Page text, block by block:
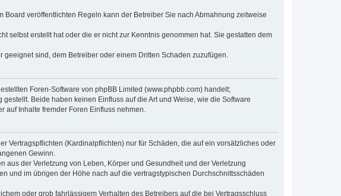
veröffentlichten Regeln kann der Betreiber Sie nach Abmahnung zeitweise
selbst erstellt hat oder die er nicht zur Kenntnis genommen hat. Sie gestatten dem
sind, dem Betreiber oder einem Dritten Schaden zuzufügen.
Foren-Software von phpBB Limited (www.phpbb.com) handelt;
Beide haben keinen Einfluss auf die Art und Weise, wie die Software
Inhalte fremder Foren Einfluss nehmen.
Vertragspflichten (Kardinalpflichten) nur für Schäden, die auf ein vorsätzliches oder
Gewinn.
der Verletzung von Leben, Körper und Gesundheit und der Verletzung
und im übrigen der Höhe nach auf die vertragstypischen Durchschnittsschäden
oder grob fahrlässigem Verhalten des Betreibers auf die bei Vertragsschluss